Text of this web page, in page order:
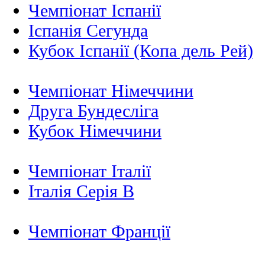
Чемпіонат Іспанії
Іспанія Сегунда
Кубок Іспанії (Копа дель Рей)
Чемпіонат Німеччини
Друга Бундесліга
Кубок Німеччини
Чемпіонат Італії
Італія Серія B
Чемпіонат Франції